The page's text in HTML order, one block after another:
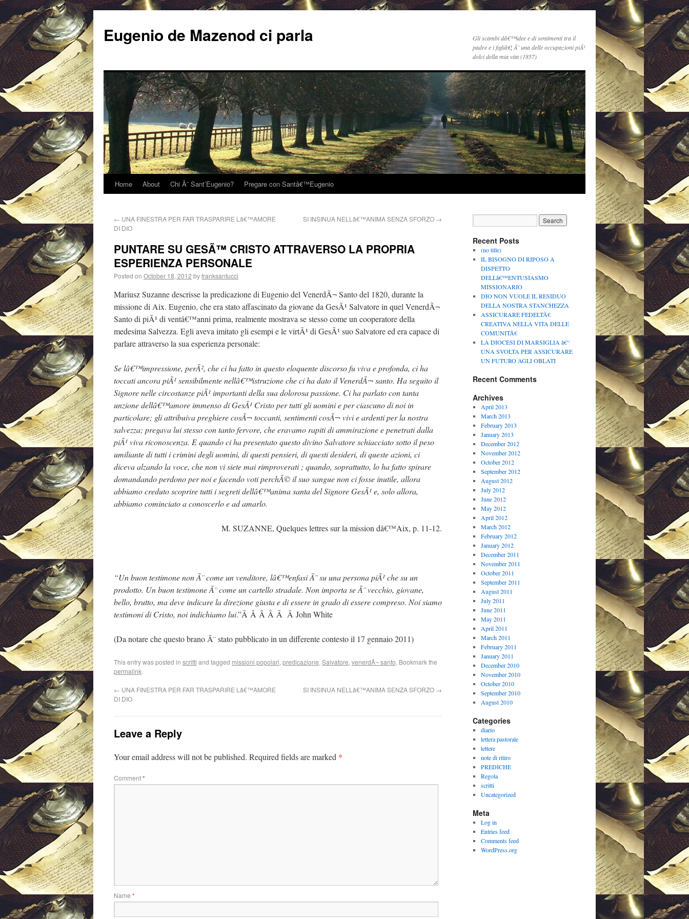
Eugenio de Mazenod ci parla
Gli scambi dâ€™idee e di sentimenti tra il
padre e i figliâ€¦ Ã¨ una delle occupazioni piÃ¹
dolci della mia vita (1857)
Home About Chi Ã¨ Sant’Eugenio? Pregare con Santâ€™Eugenio
← UNA FINESTRA PER FAR TRASPARIRE Lâ€™AMORE
DI DIO
SI INSINUA NELLâ€™ANIMA SENZA SFORZO →
PUNTARE SU GESÃ™ CRISTO ATTRAVERSO LA PROPRIA
ESPERIENZA PERSONALE
Posted on October 18, 2012 byfranksantucci
Mariusz Suzanne descrisse la predicazione di Eugenio del VenerdÃ¬ Santo del 1820, durante la
missione di Aix. Eugenio, che era stato affascinato da giovane da GesÃ¹ Salvatore in quel VenerdÃ¬
Santo di piÃ¹ di ventâ€™anni prima, realmente mostrava se stesso come un cooperatore della
medesima Salvezza. Egli aveva imitato gli esempi e le virtÃ¹ di GesÃ¹ suo Salvatore ed era capace di
parlare attraverso la sua esperienza personale:
Se lâ€™impressione, perÃ², che ci ha fatto in questo eloquente discorso fu viva e profonda, ci ha
toccati ancora piÃ¹ sensibilmente nellâ€™istruzione che ci ha dato il VenerdÃ¬ santo. Ha seguito il
Signore nelle circostanze piÃ¹ importanti della sua dolorosa passione. Ci ha parlato con tanta
unzione dellâ€™amore immenso di GesÃ¹ Cristo per tutti gli uomini e per ciascuno di noi in
particolare; gli attribuiva preghiere cosÃ¬ toccanti, sentimenti cosÃ¬ vivi e ardenti per la nostra
salvezza; pregava lui stesso con tanto fervore, che eravamo rapiti di ammirazione e penetrati dalla
piÃ¹ viva riconoscenza. E quando ci ha presentato questo divino Salvatore schiacciato sotto il peso
umiliante di tutti i crimini degli uomini, di questi pensieri, di questi desideri, di queste azioni, ci
diceva alzando la voce, che non vi siete mai rimproverati ; quando, soprattutto, lo ha fatto spirare
domandando perdono per noi e facendo voti perchÃ© il suo sangue non ci fosse inutile, allora
abbiamo creduto scoprire tutti i segreti dellâ€™anima santa del Signore GesÃ¹ e, solo allora,
abbiamo cominciato a conoscerlo e ad amarlo.
M. SUZANNE, Quelques lettres sur la mission dâ€™Aix, p. 11-12.
“Un buon testimone non Ã¨ come un venditore, lâ€™enfasi Ã¨ su una persona piÃ¹ che su un
prodotto. Un buon testimone Ã¨ come un cartello stradale. Non importa se Ã¨ vecchio, giovane,
bello, brutto, ma deve indicare la direzione giusta e di essere in grado di essere compreso. Noi siamo
testimoni di Cristo, noi indichiamo lui.”Â Â Â Â Â Â John White
(Da notare che questo brano Ã¨ stato pubblicato in un differente contesto il 17 gennaio 2011)
This entry was posted in scritti and tagged missioni popolari, predicazione, Salvatore, venerdÃ¬ santo. Bookmark the
permalink.
← UNA FINESTRA PER FAR TRASPARIRE Lâ€™AMORE
DI DIO
SI INSINUA NELLâ€™ANIMA SENZA SFORZO →
Leave a Reply
Your email address will not be published. Required fields are marked *
Comment*
Name *
Recent Posts
(no title)
IL BISOGNO DI RIPOSO A
DISPETTO
DELLâ€™ENTUSIASMO
MISSIONARIO
DIO NON VUOLE IL RESIDUO
DELLA NOSTRA STANCHEZZA
ASSICURARE FEDELTÃ€
CREATIVA NELLA VITA DELLE
COMUNITÃ€
LA DIOCESI DI MARSIGLIA â€“
UNA SVOLTA PER ASSICURARE
UN FUTURO AGLI OBLATI
Recent Comments
Archives
April 2013
March 2013
February 2013
January 2013
December 2012
November 2012
October 2012
September 2012
August 2012
July 2012
June 2012
May 2012
April 2012
March 2012
February 2012
January 2012
December 2011
November 2011
October 2011
September 2011
August 2011
July 2011
June 2011
May 2011
April 2011
March 2011
February 2011
January 2011
December 2010
November 2010
October 2010
September 2010
August 2010
Categories
diario
lettera pastorale
lettere
note di ritiro
PREDICHE
Regola
scritti
Uncategorized
Meta
Log in
Entries feed
Comments feed
WordPress.org